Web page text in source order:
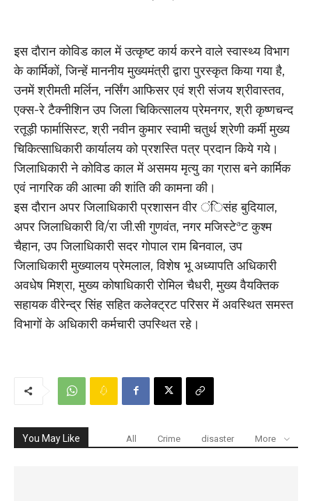
इस दौरान कोविड काल में उत्कृष्ट कार्य करने वाले स्वास्थ्य विभाग
के कार्मिकों, जिन्हें माननीय मुख्यमंत्री द्वारा पुरस्कृत किया गया है,
उनमें श्रीमती मर्लिन, नर्सिंग आफिसर एवं श्री संजय श्रीवास्तव,
एक्स-रे टैक्नीशिन उप जिला चिकित्सालय प्रेमनगर, श्री कृष्णचन्द
रतूड़ी फार्मासिस्ट, श्री नवीन कुमार स्वामी चतुर्थ श्रेणी कर्मी मुख्य
चिकित्साधिकारी कार्यालय को प्रशस्ति पत्र प्रदान किये गये।
जिलाधिकारी ने कोविड काल में असमय मृत्यु का ग्रास बने कार्मिक
एवं नागरिक की आत्मा की शांति की कामना की।
इस दौरान अपर जिलाधिकारी प्रशासन वीर ंिसंह बुदियाल,
अपर जिलाधिकारी वि/रा जी.सी गुणवंत, नगर मजिस्टेªट कुश्म
चैहान, उप जिलाधिकारी सदर गोपाल राम बिनवाल, उप
जिलाधिकारी मुख्यालय प्रेमलाल, विशेष भू अध्यापति अधिकारी
अवधेष मिश्रा, मुख्य कोषाधिकारी रोमिल चैधरी, मुख्य वैयक्तिक
सहायक वीरेन्द्र सिंह सहित कलेक्ट्रट परिसर में अवस्थित समस्त
विभागों के अधिकारी कर्मचारी उपस्थित रहे।
You May Like All Crime disaster More